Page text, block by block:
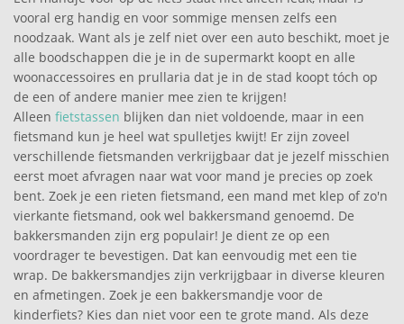
vooral erg handig en voor sommige mensen zelfs een
noodzaak. Want als je zelf niet over een auto beschikt, moet je
alle boodschappen die je in de supermarkt koopt en alle
woonaccessoires en prullaria dat je in de stad koopt tóch op
de een of andere manier mee zien te krijgen!
Alleen fietstassen blijken dan niet voldoende, maar in een
fietsmand kun je heel wat spulletjes kwijt! Er zijn zoveel
verschillende fietsmanden verkrijgbaar dat je jezelf misschien
eerst moet afvragen naar wat voor mand je precies op zoek
bent. Zoek je een rieten fietsmand, een mand met klep of zo'n
vierkante fietsmand, ook wel bakkersmand genoemd. De
bakkersmanden zijn erg populair! Je dient ze op een
voordrager te bevestigen. Dat kan eenvoudig met een tie
wrap. De bakkersmandjes zijn verkrijgbaar in diverse kleuren
en afmetingen. Zoek je een bakkersmandje voor de
kinderfiets? Kies dan niet voor een te grote mand. Als deze